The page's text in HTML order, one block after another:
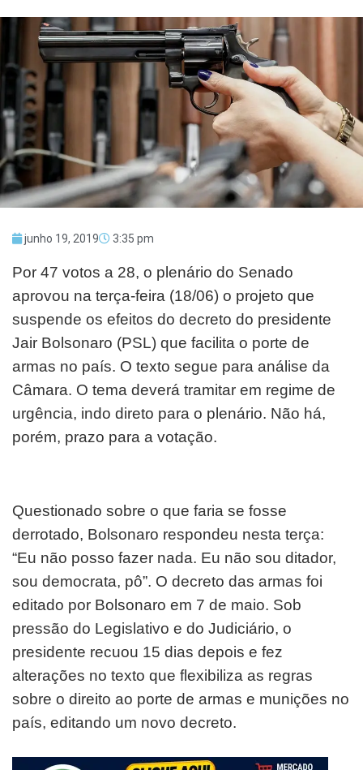
junho 19, 2019 3:35 pm
Por 47 votos a 28, o plenário do Senado
aprovou na terça-feira (18/06) o projeto que
suspende os efeitos do decreto do presidente
Jair Bolsonaro (PSL) que facilita o porte de
armas no país. O texto segue para análise da
Câmara. O tema deverá tramitar em regime de
urgência, indo direto para o plenário. Não há,
porém, prazo para a votação.
Questionado sobre o que faria se fosse
derrotado, Bolsonaro respondeu nesta terça:
“Eu não posso fazer nada. Eu não sou ditador,
sou democrata, pô”. O decreto das armas foi
editado por Bolsonaro em 7 de maio. Sob
pressão do Legislativo e do Judiciário, o
presidente recuou 15 dias depois e fez
alterações no texto que flexibiliza as regras
sobre o direito ao porte de armas e munições no
país, editando um novo decreto.